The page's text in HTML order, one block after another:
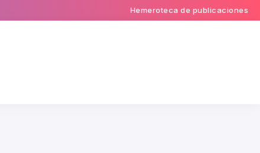
Hemeroteca de publicaciones